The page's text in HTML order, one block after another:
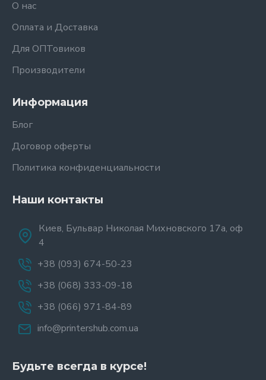
О нас
Оплата и Доставка
Для ОПТовиков
Производители
Информация
Блог
Договор оферты
Политика конфиденциальности
Наши контакты
Киев, Бульвар Николая Михновского 17а, оф
4
+38 (093) 674-50-23
+38 (068) 333-09-18
+38 (066) 971-84-89
info@printershub.com.ua
Будьте всегда в курсе!